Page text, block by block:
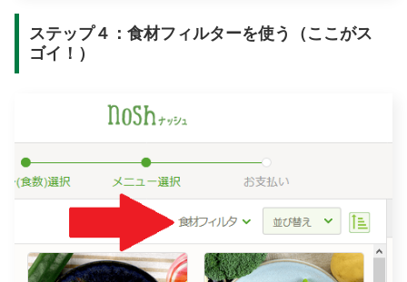
ステップ４：食材フィルターを使う（ここがス
ゴイ！）